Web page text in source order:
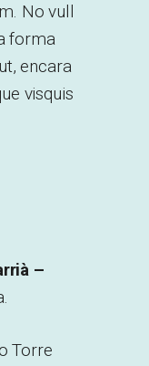
No vull
forma
encara
visquis
–
Torre